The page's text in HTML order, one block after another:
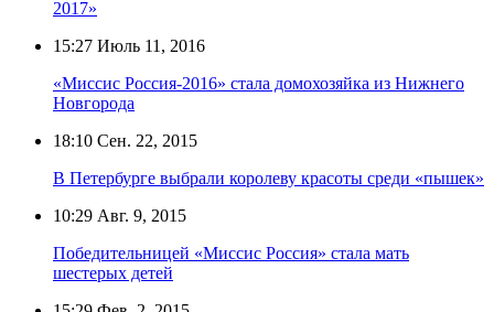
2017»
15:27 Июль 11, 2016
«Миссис Россия-2016» стала домохозяйка из Нижнего
Новгорода
18:10 Сен. 22, 2015
В Петербурге выбрали королеву красоты среди «пышек»
10:29 Авг. 9, 2015
Победительницей «Миссис Россия» стала мать
шестерых детей